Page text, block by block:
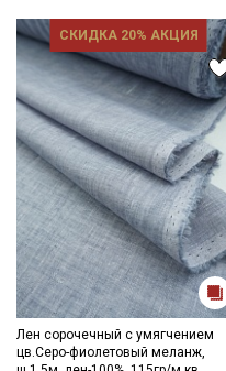
СКИДКА 20% АКЦИЯ
Лен сорочечный с умягчением
цв.Серо-фиолетовый меланж,